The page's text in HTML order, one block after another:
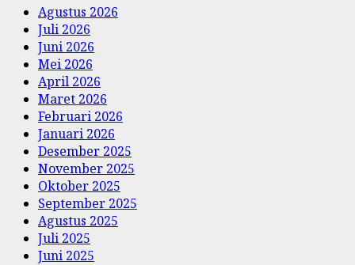
Agustus 2026
Juli 2026
Juni 2026
Mei 2026
April 2026
Maret 2026
Februari 2026
Januari 2026
Desember 2025
November 2025
Oktober 2025
September 2025
Agustus 2025
Juli 2025
Juni 2025